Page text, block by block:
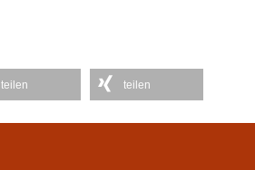
teilen teilen